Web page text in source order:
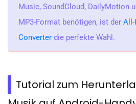
Music, SoundCloud, DailyMotion
MP3-Format benötigen, ist der All-
Converter die perfekte Wahl.
Tutorial zum